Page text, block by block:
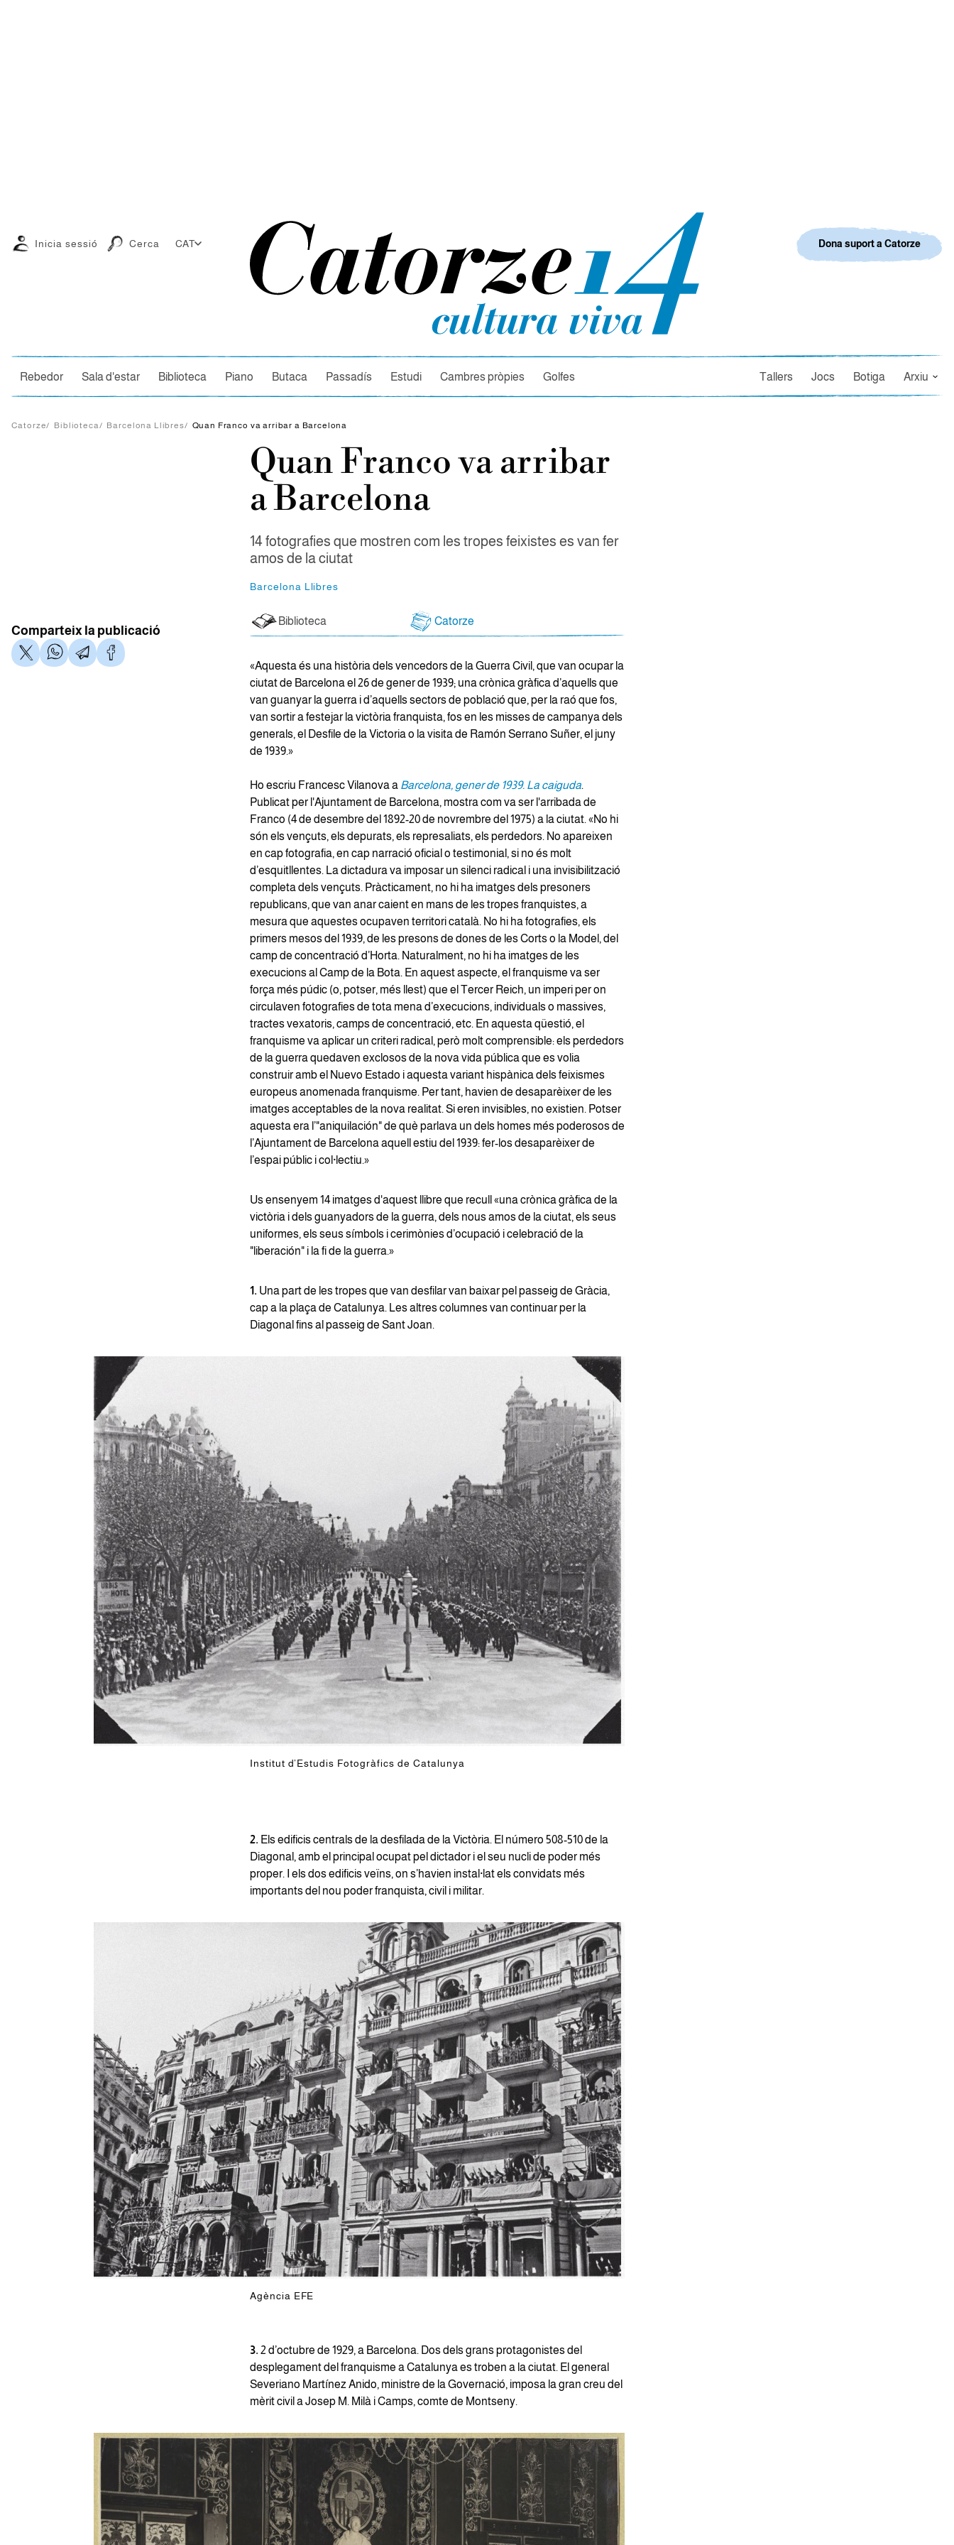
Cercador
Inicia sessió Cerca CAT
Rebedor Sala d'estar Biblioteca Piano Butaca Passadís Estudi Cambres pròpies Golfes Tallers Jocs Botiga Arxiu
Dona suport a Catorze
Catorze/ Biblioteca/ Barcelona Llibres/ Quan Franco va arribar a Barcelona
Quan Franco va arribar
a Barcelona
14 fotografies que mostren com les tropes feixistes es van fer
amos de la ciutat
Barcelona Llibres
Biblioteca Catorze
Comparteix la publicació
«Aquesta és una història dels vencedors de la Guerra Civil, que van ocupar la
ciutat de Barcelona el 26 de gener de 1939; una crònica gràfica d’aquells que
van guanyar la guerra i d’aquells sectors de població que, per la raó que fos,
van sortir a festejar la victòria franquista, fos en les misses de campanya dels
generals, el Desfile de la Victoria o la visita de Ramón Serrano Suñer, el juny
de 1939.»
Ho escriu Francesc Vilanova a Barcelona, gener de 1939. La caiguda.
Publicat per l'Ajuntament de Barcelona, mostra com va ser l'arribada de
Franco (4 de desembre del 1892-20 de novrembre del 1975) a la ciutat. «No hi
són els vençuts, els depurats, els represaliats, els perdedors. No apareixen
en cap fotografia, en cap narració oficial o testimonial, si no és molt
d’esquitllentes. La dictadura va imposar un silenci radical i una invisibilització
completa dels vençuts. Pràcticament, no hi ha imatges dels presoners
republicans, que van anar caient en mans de les tropes franquistes, a
mesura que aquestes ocupaven territori català. No hi ha fotografies, els
primers mesos del 1939, de les presons de dones de les Corts o la Model, del
camp de concentració d’Horta. Naturalment, no hi ha imatges de les
execucions al Camp de la Bota. En aquest aspecte, el franquisme va ser
força més púdic (o, potser, més llest) que el Tercer Reich, un imperi per on
circulaven fotografies de tota mena d’execucions, individuals o massives,
tractes vexatoris, camps de concentració, etc. En aquesta qüestió, el
franquisme va aplicar un criteri radical, però molt comprensible: els perdedors
de la guerra quedaven exclosos de la nova vida pública que es volia
construir amb el Nuevo Estado i aquesta variant hispànica dels feixismes
europeus anomenada franquisme. Per tant, havien de desaparèixer de les
imatges acceptables de la nova realitat. Si eren invisibles, no existien. Potser
aquesta era l’"aniquilación" de què parlava un dels homes més poderosos de
l’Ajuntament de Barcelona aquell estiu del 1939: fer-los desaparèixer de
l’espai públic i col·lectiu.»
Us ensenyem 14 imatges d'aquest llibre que recull «una crònica gràfica de la
victòria i dels guanyadors de la guerra, dels nous amos de la ciutat, els seus
uniformes, els seus símbols i cerimònies d’ocupació i celebració de la
"liberación" i la fi de la guerra.»
1. Una part de les tropes que van desfilar van baixar pel passeig de Gràcia,
cap a la plaça de Catalunya. Les altres columnes van continuar per la
Diagonal fins al passeig de Sant Joan.
Institut d’Estudis Fotogràfics de Catalunya
2. Els edificis centrals de la desfilada de la Victòria. El número 508-510 de la
Diagonal, amb el principal ocupat pel dictador i el seu nucli de poder més
proper. I els dos edificis veïns, on s’havien instal·lat els convidats més
importants del nou poder franquista, civil i militar.
Agència EFE
3. 2 d’octubre de 1929, a Barcelona. Dos dels grans protagonistes del
desplegament del franquisme a Catalunya es troben a la ciutat. El general
Severiano Martínez Anido, ministre de la Governació, imposa la gran creu del
mèrit civil a Josep M. Milà i Camps, comte de Montseny.